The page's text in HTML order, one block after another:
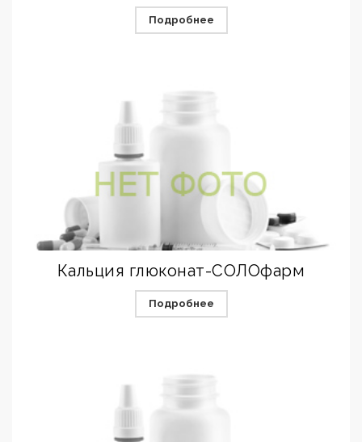
Подробнее
Кальция глюконат-СОЛОфарм
Подробнее